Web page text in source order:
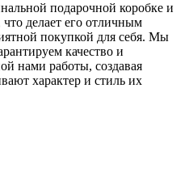
подарочной коробке и
делает его отличным
покупкой для себя. Мы
качество и
нами работы, создавая
характер и стиль их